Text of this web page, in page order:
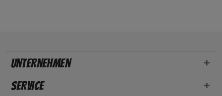
Unternehmen
Service